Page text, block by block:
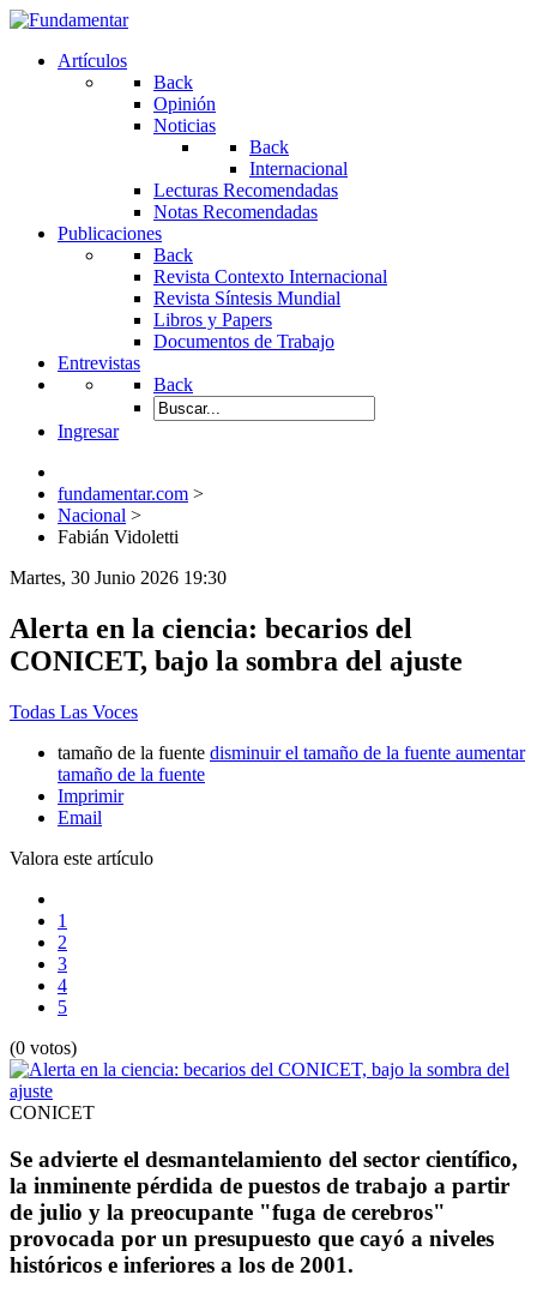
Artículos
Back
Opinión
Noticias
Back
Internacional
Lecturas Recomendadas
Notas Recomendadas
Publicaciones
Back
Revista Contexto Internacional
Revista Síntesis Mundial
Libros y Papers
Documentos de Trabajo
Entrevistas
Back
Ingresar
fundamentar.com >
Nacional >
Fabián Vidoletti
Martes, 30 Junio 2026 19:30
Alerta en la ciencia: becarios del
CONICET, bajo la sombra del ajuste
Todas Las Voces
tamaño de la fuente disminuir el tamaño de la fuente aumentar
tamaño de la fuente
Imprimir
Email
Valora este artículo
1
2
3
4
5
(0 votos)
CONICET
Se advierte el desmantelamiento del sector científico,
la inminente pérdida de puestos de trabajo a partir
de julio y la preocupante "fuga de cerebros"
provocada por un presupuesto que cayó a niveles
históricos e inferiores a los de 2001.